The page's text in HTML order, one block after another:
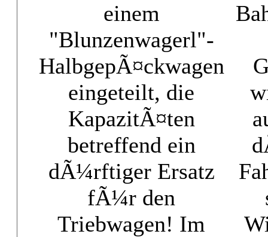
einem
"Blunzenwagerl"-
HalbgepÃ¤ckwagen
eingeteilt, die
KapazitÃ¤ten
betreffend ein
dÃ¼rftiger Ersatz
fÃ¼r den
Triebwagen! Im